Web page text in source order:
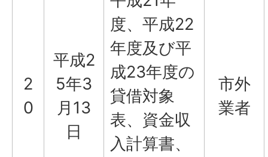
2
0
平成2
5年3
月13
日
度、平成22
年度及び平
成23年度の
貸借対象
表、資金収
入計算書、
市外
業者